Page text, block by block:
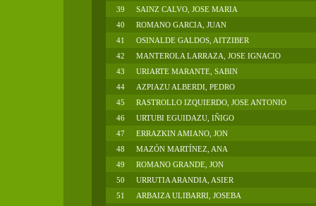
39
SAINZ CALVO, JOSE MARIA
40
ROMANO GARCIA, JUAN
41
OSINALDE GALDOS, AITZIBER
42
MANTEROLA LARRAZA, JOSE IGNACIO
43
URIARTE MARANTE, SABIN
44
AZPIAZU ALBERDI, PEDRO
45
RASTROLLO IZQUIERDO, JOSE ANTONIO
46
URTUBI EGUIDAZU, IÑIGO
47
ERRAZKIN AMIANO, JON
48
MAZÓN MARTÍNEZ, ANA
49
ROMANO GRANDE, JON
50
URRUTIA ARANDIA, ASIER
51
ARBAIZA ULIBARRI, JOSEBA